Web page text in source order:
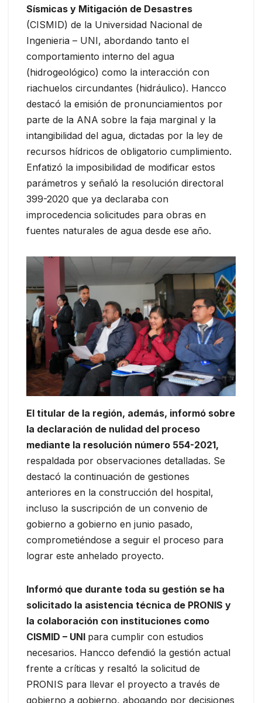
Sísmicas y Mitigación de Desastres
(CISMID) de la Universidad Nacional de
Ingenieria – UNI, abordando tanto el
comportamiento interno del agua
(hidrogeológico) como la interacción con
riachuelos circundantes (hidráulico). Hancco
destacó la emisión de pronunciamientos por
parte de la ANA sobre la faja marginal y la
intangibilidad del agua, dictadas por la ley de
recursos hídricos de obligatorio cumplimiento.
Enfatizó la imposibilidad de modificar estos
parámetros y señaló la resolución directoral
399-2020 que ya declaraba con
improcedencia solicitudes para obras en
fuentes naturales de agua desde ese año.
El titular de la región, además, informó sobre
la declaración de nulidad del proceso
mediante la resolución número 554-2021,
respaldada por observaciones detalladas. Se
destacó la continuación de gestiones
anteriores en la construcción del hospital,
incluso la suscripción de un convenio de
gobierno a gobierno en junio pasado,
comprometiéndose a seguir el proceso para
lograr este anhelado proyecto.
Informó que durante toda su gestión se ha
solicitado la asistencia técnica de PRONIS y
la colaboración con instituciones como
CISMID – UNI para cumplir con estudios
necesarios. Hancco defendió la gestión actual
frente a críticas y resaltó la solicitud de
PRONIS para llevar el proyecto a través de
gobierno a gobierno, abogando por decisiones